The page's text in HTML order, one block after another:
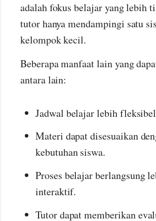
adalah fokus belajar yang lebih
tutor hanya mendampingi satu
kelompok kecil.
Beberapa manfaat lain yang
antara lain:
Jadwal belajar lebih
Materi dapat disesuaikan
kebutuhan siswa.
Proses belajar berlangsung
interaktif.
Tutor dapat memberikan